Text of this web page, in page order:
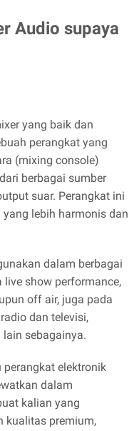
Audio supaya
yang baik dan
perangkat yang
(mixing console)
berbagai sumber
suar. Perangkat ini
lebih harmonis dan
dalam berbagai
live show performance,
off air, juga pada
dan televisi,
sebagainya.
elektronik
dalam
kalian yang
kualitas premium,